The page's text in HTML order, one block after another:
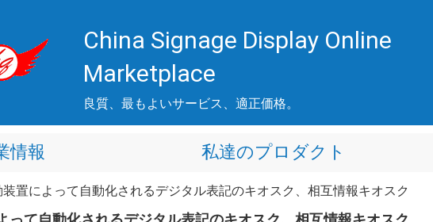
China Signage Display Online
Marketplace
良質、最もよいサービス、適正価格。
情報 私達のプロダクト
装置によって自動化されるデジタル表記のキオスク、相互情報キオスク